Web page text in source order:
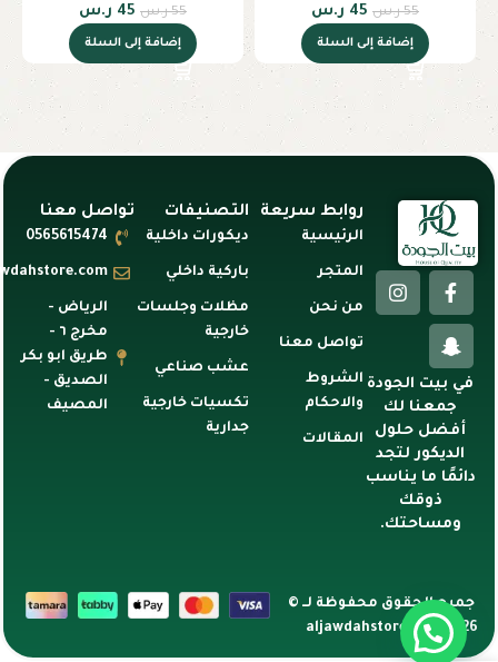
55 ر.س 45 ر.س
إضافة إلى السلة
55 ر.س 45 ر.س
إضافة إلى السلة
في بيت الجودة
جمعنا لك
أفضل حلول
الديكور لتجد
دائمًا ما يناسب
ذوقك
ومساحتك.
روابط سريعة
الرئيسية
المتجر
من نحن
تواصل معنا
الشروط
والاحكام
المقالات
التصنيفات
ديكورات داخلية
باركية داخلي
مظلات وجلسات
خارجية
عشب صناعي
تكسيات خارجية
جدارية
تواصل معنا
0565615474
الرياض -
مخرج ٦ -
طريق ابو بكر
الصديق -
المصيف
جميع الحقوق محفوظة لــ ©
2026 aljawdahstore.com